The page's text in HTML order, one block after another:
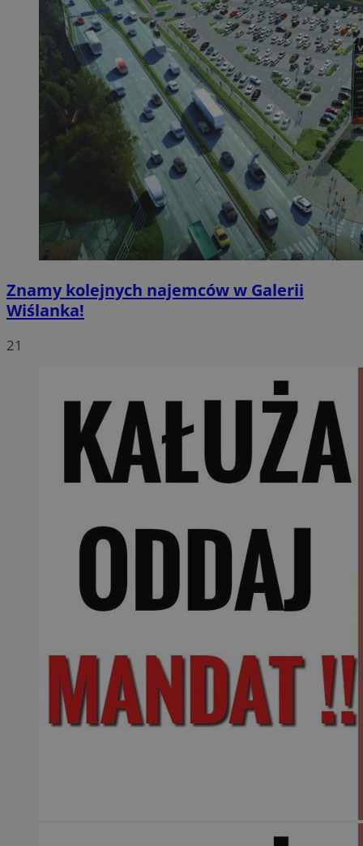
Znamy kolejnych najemców w Galerii
Wiślanka!
21